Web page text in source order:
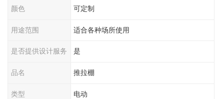
颜色 可定制
用途范围 适合各种场所使用
是否提供设计服务 是
品名 推拉棚
类型 电动